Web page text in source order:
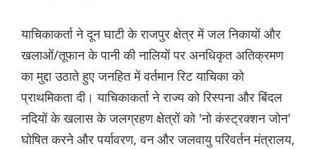
याचिकाकर्ता ने दून घाटी के राजपुर क्षेत्र में जल निकायों और
खलाओं/तूफान के पानी की नालियों पर अनधिकृत अतिक्रमण
का मुद्दा उठाते हुए जनहित में वर्तमान रिट याचिका को
प्राथमिकता दी। याचिकाकर्ता ने राज्य को रिस्पना और बिंदल
नदियों के खलास के जलग्रहण क्षेत्रों को 'नो कंस्ट्रक्शन जोन'
घोषित करने और पर्यावरण, वन और जलवायु परिवर्तन मंत्रालय,